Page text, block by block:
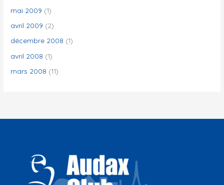
mai 2009 (1)
avril 2009 (2)
décembre 2008 (1)
avril 2008 (1)
mars 2008 (11)